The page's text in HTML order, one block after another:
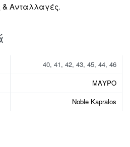
& Ανταλλαγές.
40, 41, 42, 43, 45, 44, 46
ΜΑΥΡΟ
Noble Kapralos